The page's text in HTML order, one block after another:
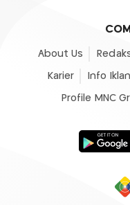
About Us
Karier Info Iklan
Profile MNC